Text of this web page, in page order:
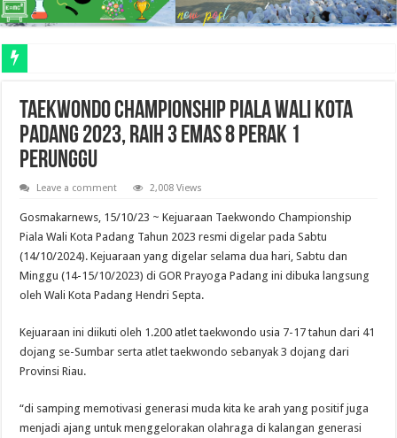
Taekwondo Championship Piala Wali Kota
Padang 2023, Raih 3 Emas 8 Perak 1
Perunggu
Leave a comment 2,008 Views
Gosmakarnews, 15/10/23 ~ Kejuaraan Taekwondo Championship
Piala Wali Kota Padang Tahun 2023 resmi digelar pada Sabtu
(14/10/2024). Kejuaraan yang digelar selama dua hari, Sabtu dan
Minggu (14-15/10/2023) di GOR Prayoga Padang ini dibuka langsung
oleh Wali Kota Padang Hendri Septa.
Kejuaraan ini diikuti oleh 1.200 atlet taekwondo usia 7-17 tahun dari 41
dojang se-Sumbar serta atlet taekwondo sebanyak 3 dojang dari
Provinsi Riau.
“di samping memotivasi generasi muda kita ke arah yang positif juga
menjadi ajang untuk menggelorakan olahraga di kalangan generasi